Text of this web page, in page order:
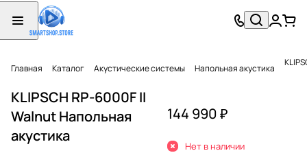
Главная Каталог Акустические системы Напольная акустика
KLIPSCH RP-6000F II
Walnut Напольная
акустика
144 990 ₽
Нет в наличии